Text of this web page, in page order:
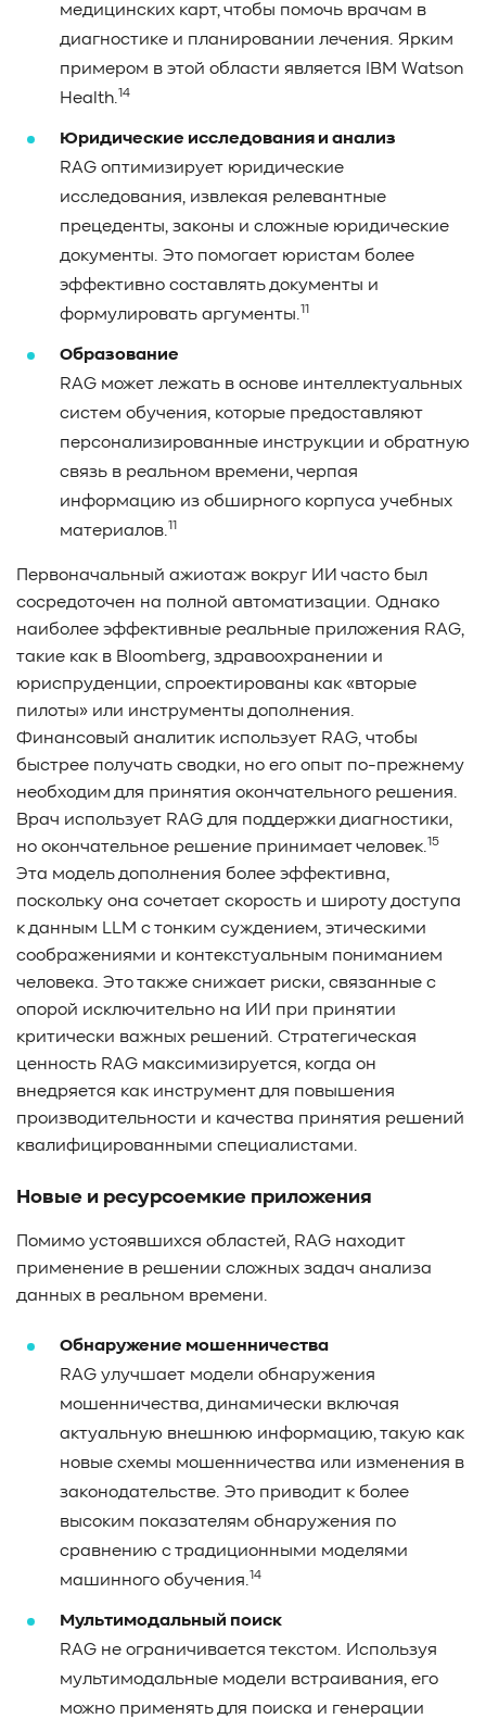
медицинских карт, чтобы помочь врачам в
диагностике и планировании лечения. Ярким
примером в этой области является IBM Watson
Health.14
Юридические исследования и анализ
RAG оптимизирует юридические
исследования, извлекая релевантные
прецеденты, законы и сложные юридические
документы. Это помогает юристам более
эффективно составлять документы и
формулировать аргументы.11
Образование
RAG может лежать в основе интеллектуальных
систем обучения, которые предоставляют
персонализированные инструкции и обратную
связь в реальном времени, черпая
информацию из обширного корпуса учебных
материалов.11
Первоначальный ажиотаж вокруг ИИ часто был
сосредоточен на полной автоматизации. Однако
наиболее эффективные реальные приложения RAG,
такие как в Bloomberg, здравоохранении и
юриспруденции, спроектированы как «вторые
пилоты» или инструменты дополнения.
Финансовый аналитик использует RAG, чтобы
быстрее получать сводки, но его опыт по-прежнему
необходим для принятия окончательного решения.
Врач использует RAG для поддержки диагностики,
но окончательное решение принимает человек.15
Эта модель дополнения более эффективна,
поскольку она сочетает скорость и широту доступа
к данным LLM с тонким суждением, этическими
соображениями и контекстуальным пониманием
человека. Это также снижает риски, связанные с
опорой исключительно на ИИ при принятии
критически важных решений. Стратегическая
ценность RAG максимизируется, когда он
внедряется как инструмент для повышения
производительности и качества принятия решений
квалифицированными специалистами.
Новые и ресурсоемкие приложения
Помимо устоявшихся областей, RAG находит
применение в решении сложных задач анализа
данных в реальном времени.
Обнаружение мошенничества
RAG улучшает модели обнаружения
мошенничества, динамически включая
актуальную внешнюю информацию, такую как
новые схемы мошенничества или изменения в
законодательстве. Это приводит к более
высоким показателям обнаружения по
сравнению с традиционными моделями
машинного обучения.14
Мультимодальный поиск
RAG не ограничивается текстом. Используя
мультимодальные модели встраивания, его
можно применять для поиска и генерации